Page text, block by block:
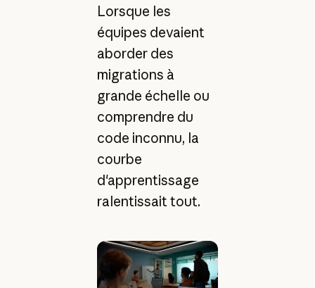
Lorsque les
équipes devaient
aborder des
migrations à
grande échelle ou
comprendre du
code inconnu, la
courbe
d'apprentissage
ralentissait tout.